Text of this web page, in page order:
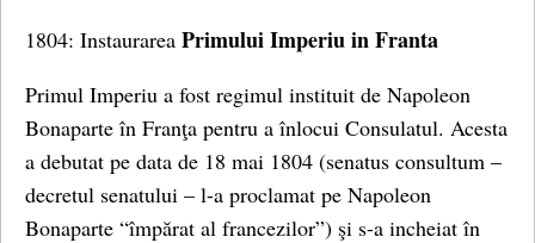
1804: Instaurarea Primului Imperiu in Franta
Primul Imperiu a fost regimul instituit de Napoleon
Bonaparte în Franţa pentru a înlocui Consulatul. Acesta
a debutat pe data de 18 mai 1804 (senatus consultum –
decretul senatului – l-a proclamat pe Napoleon
Bonaparte “împărat al francezilor”) şi s-a incheiat în